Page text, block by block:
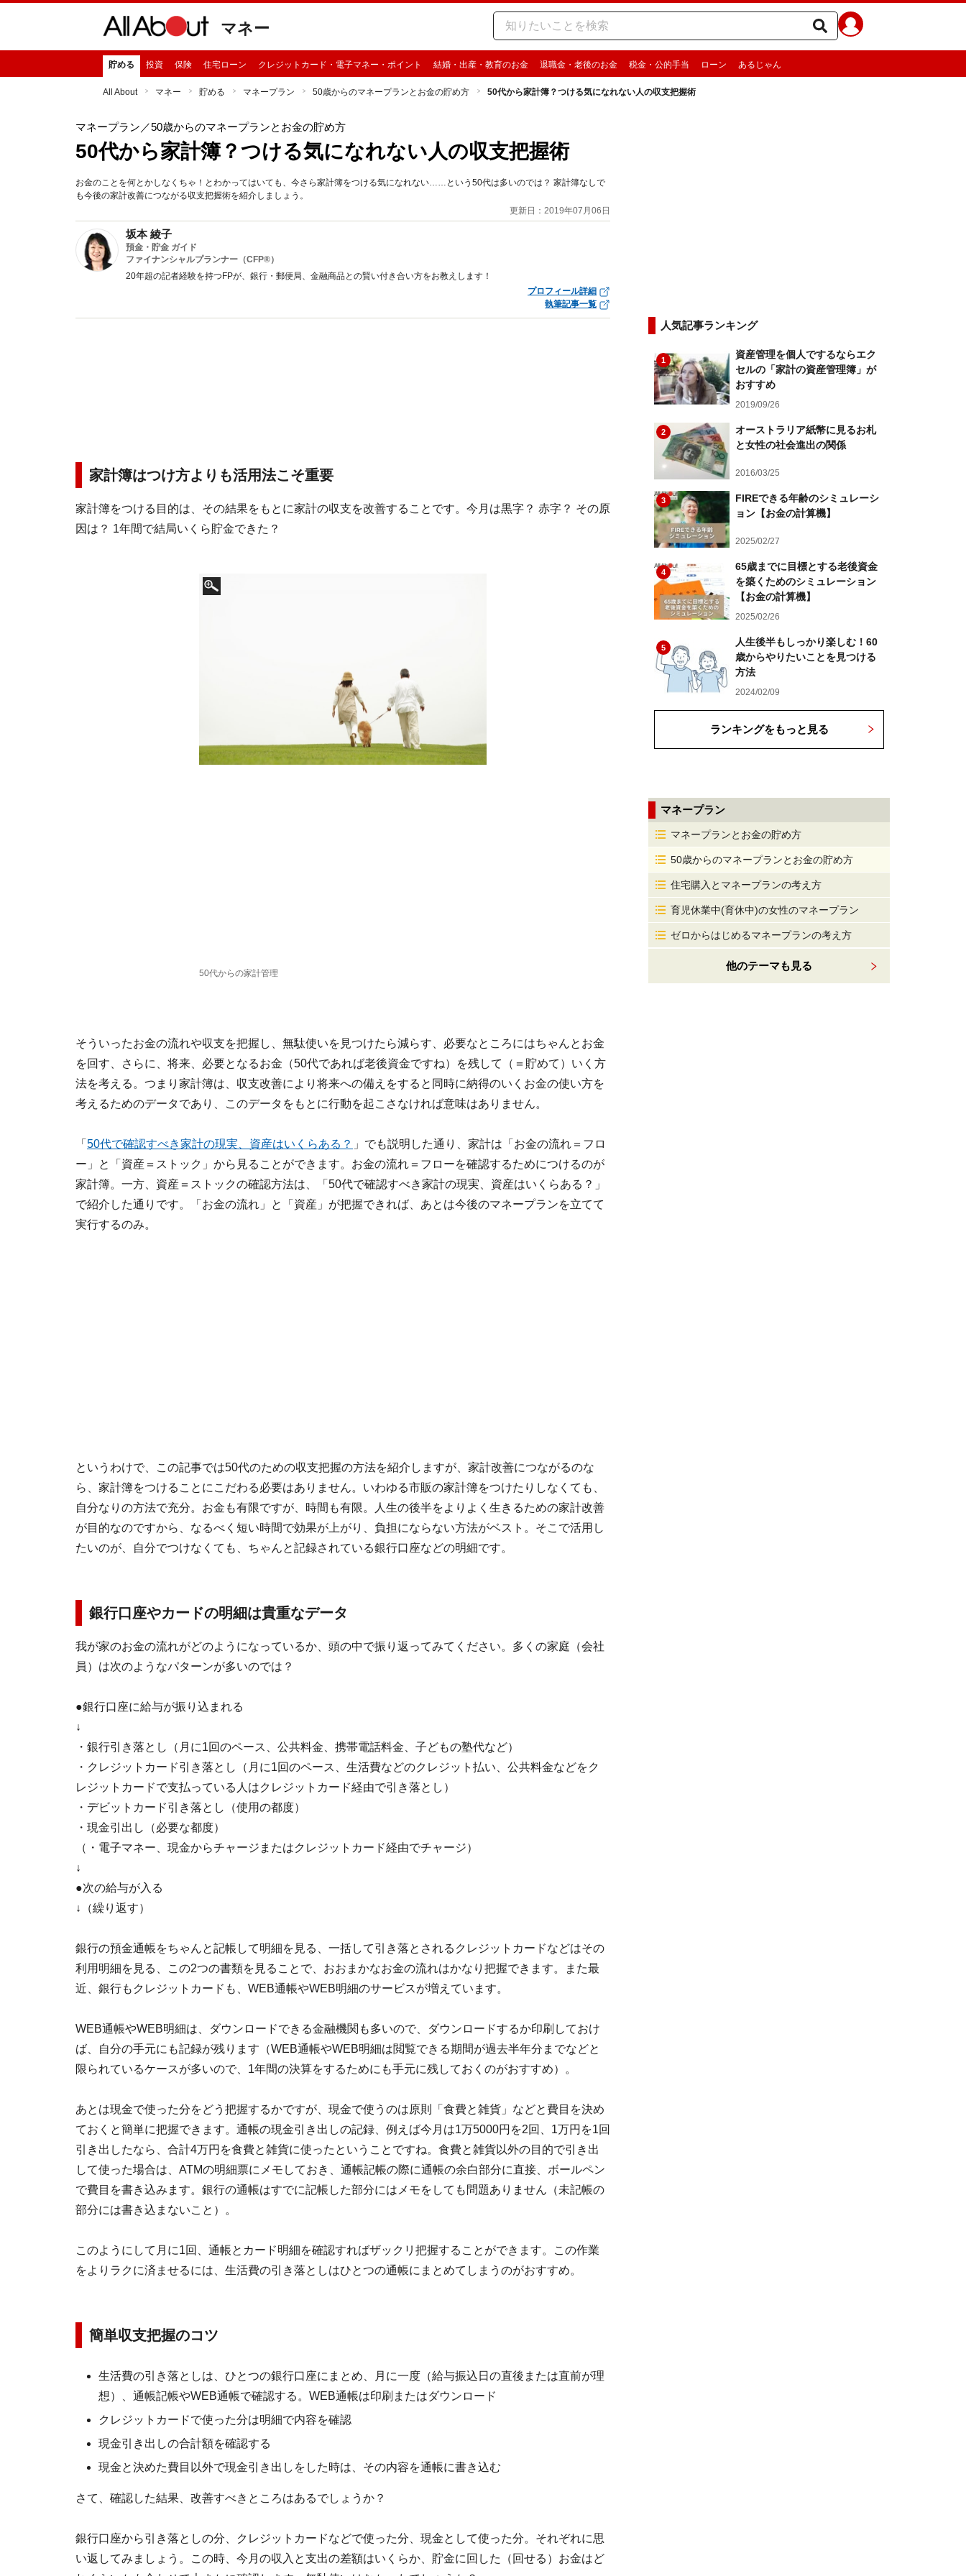
マネー
貯める 投資 保険 住宅ローン クレジットカード・電子マネー・ポイント 結婚・出産・教育のお金 退職金・老後のお金 税金・公的手当 ローン あるじゃん
All About マネー 貯める マネープラン 50歳からのマネープランとお金の貯め方 50代から家計簿？つける気になれない人の収支把握術
マネープラン ／50歳からのマネープランとお金の貯め方
50代から家計簿？つける気になれない人の収支把握術
お金のことを何とかしなくちゃ！とわかってはいても、今さら家計簿をつける気になれない……という50代は多いのでは？ 家計簿なしで
も今後の家計改善につながる収支把握術を紹介しましょう。
更新日：2019年07月06日
坂本 綾子
預金・貯金 ガイド
ファイナンシャルプランナー（CFP®）
20年超の記者経験を持つFPが、銀行・郵便局、金融商品との賢い付き合い方をお教えします！
プロフィール詳細
執筆記事一覧
家計簿はつけ方よりも活用法こそ重要
家計簿をつける目的は、その結果をもとに家計の収支を改善することです。今月は黒字？ 赤字？ その原
因は？ 1年間で結局いくら貯金できた？
50代からの家計管理
そういったお金の流れや収支を把握し、無駄使いを見つけたら減らす、必要なところにはちゃんとお金
を回す、さらに、将来、必要となるお金（50代であれば老後資金ですね）を残して（＝貯めて）いく方
法を考える。つまり家計簿は、収支改善により将来への備えをすると同時に納得のいくお金の使い方を
考えるためのデータであり、このデータをもとに行動を起こさなければ意味はありません。
「 50代で確認すべき家計の現実、資産はいくらある？ 」でも説明した通り、家計は「お金の流れ＝フロ
ー」と「資産＝ストック」から見ることができます。お金の流れ＝フローを確認するためにつけるのが
家計簿。一方、資産＝ストックの確認方法は、「50代で確認すべき家計の現実、資産はいくらある？」
で紹介した通りです。「お金の流れ」と「資産」が把握できれば、あとは今後のマネープランを立てて
実行するのみ。
というわけで、この記事では50代のための収支把握の方法を紹介しますが、家計改善につながるのな
ら、家計簿をつけることにこだわる必要はありません。いわゆる市販の家計簿をつけたりしなくても、
自分なりの方法で充分。お金も有限ですが、時間も有限。人生の後半をよりよく生きるための家計改善
が目的なのですから、なるべく短い時間で効果が上がり、負担にならない方法がベスト。そこで活用し
たいのが、自分でつけなくても、ちゃんと記録されている銀行口座などの明細です。
銀行口座やカードの明細は貴重なデータ
我が家のお金の流れがどのようになっているか、頭の中で振り返ってみてください。多くの家庭（会社
員）は次のようなパターンが多いのでは？
●銀行口座に給与が振り込まれる
↓
・銀行引き落とし（月に1回のペース、公共料金、携帯電話料金、子どもの塾代など）
・クレジットカード引き落とし（月に1回のペース、生活費などのクレジット払い、公共料金などをク
レジットカードで支払っている人はクレジットカード経由で引き落とし）
・デビットカード引き落とし（使用の都度）
・現金引出し（必要な都度）
（・電子マネー、現金からチャージまたはクレジットカード経由でチャージ）
↓
●次の給与が入る
↓
（繰り返す）
銀行の預金通帳をちゃんと記帳して明細を見る、一括して引き落とされるクレジットカードなどはその
利用明細を見る、この2つの書類を見ることで、おおまかなお金の流れはかなり把握できます。また最
近、銀行もクレジットカードも、WEB通帳やWEB明細のサービスが増えています。
WEB通帳やWEB明細は、ダウンロードできる金融機関も多いので、ダウンロードするか印刷しておけ
ば、自分の手元にも記録が残ります（WEB通帳やWEB明細は閲覧できる期間が過去半年分までなどと
限られているケースが多いので、1年間の決算をするためにも手元に残しておくのがおすすめ）。
あとは現金で使った分をどう把握するかですが、現金で使うのは原則「食費と雑貨」などと費目を決め
ておくと簡単に把握できます。通帳の現金引き出しの記録、例えば今月は1万5000円を2回、1万円を1回
引き出したなら、合計4万円を食費と雑貨に使ったということですね。食費と雑貨以外の目的で引き出
して使った場合は、ATMの明細票にメモしておき、通帳記帳の際に通帳の余白部分に直接、ボールペン
で費目を書き込みます。銀行の通帳はすでに記帳した部分にはメモをしても問題ありません（未記帳の
部分には書き込まないこと）。
このようにして月に1回、通帳とカード明細を確認すればザックリ把握することができます。この作業
をよりラクに済ませるには、生活費の引き落としはひとつの通帳にまとめてしまうのがおすすめ。
簡単収支把握のコツ
生活費の引き落としは、ひとつの銀行口座にまとめ、月に一度（給与振込日の直後または直前が理
想）、通帳記帳やWEB通帳で確認する。WEB通帳は印刷またはダウンロード
クレジットカードで使った分は明細で内容を確認
現金引き出しの合計額を確認する
現金と決めた費目以外で現金引き出しをした時は、その内容を通帳に書き込む
さて、確認した結果、改善すべきところはあるでしょうか？
銀行口座から引き落としの分、クレジットカードなどで使った分、現金として使った分。それぞれに思
い返してみましょう。この時、今月の収入と支出の差額はいくらか、貯金に回した（回せる）お金はど
人気記事ランキング
1
資産管理を個人でするならエク
セルの「家計の資産管理簿」が
おすすめ
2019/09/26
2
オーストラリア紙幣に見るお札
と女性の社会進出の関係
2016/03/25
3
FIREできる年齢のシミュレーシ
ョン【お金の計算機】
2025/02/27
4
65歳までに目標とする老後資金
を築くためのシミュレーション
【お金の計算機】
2025/02/26
5
人生後半もしっかり楽しむ！60
歳からやりたいことを見つける
方法
2024/02/09
ランキングをもっと見る
マネープラン
マネープランとお金の貯め方
50歳からのマネープランとお金の貯め方
住宅購入とマネープランの考え方
育児休業中(育休中)の女性のマネープラン
ゼロからはじめるマネープランの考え方
他のテーマも見る